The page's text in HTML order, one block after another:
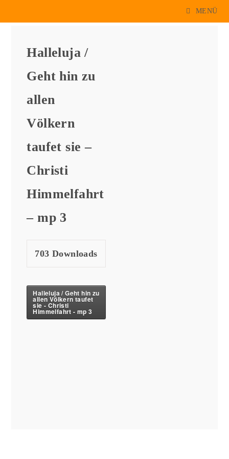
MENÜ
Halleluja /
Geht hin zu
allen
Völkern
taufet sie –
Christi
Himmelfahrt
– mp 3
703 Downloads
Halleluja / Geht hin zu
allen Völkern taufet
sie - Christi
Himmelfahrt - mp 3